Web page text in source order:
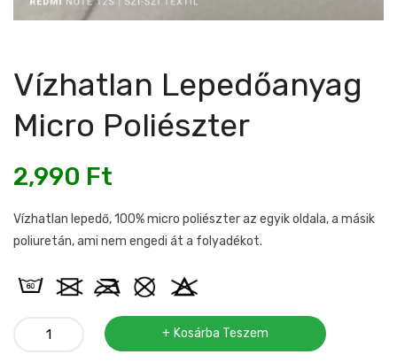
Vízhatlan Lepedőanyag
Micro Poliészter
2,990 Ft
Vízhatlan lepedő, 100% micro poliészter az egyik oldala, a másik
poliuretán, ami nem engedi át a folyadékot.
Vízhatlan
Kosárba Teszem